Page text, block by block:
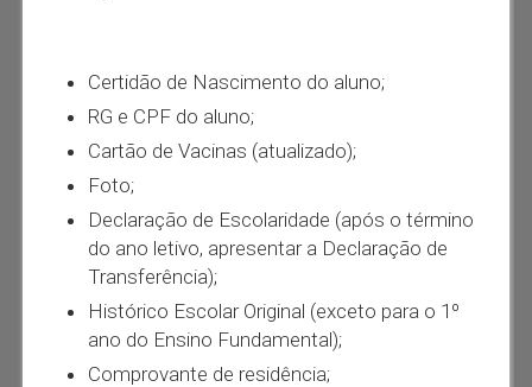
Certidão de Nascimento do aluno;
RG e CPF do aluno;
Cartão de Vacinas (atualizado);
Foto;
Declaração de Escolaridade (após o término
do ano letivo, apresentar a Declaração de
Transferência);
Histórico Escolar Original (exceto para o 1º
ano do Ensino Fundamental);
Comprovante de residência;